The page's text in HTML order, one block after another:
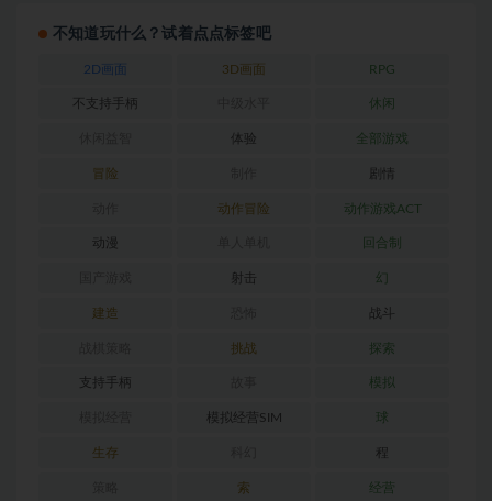
不知道玩什么？试着点点标签吧
2D画面 3D画面 RPG
不支持手柄 休闲
体验 全部游戏
冒险 剧情
动作冒险 动作游戏ACT
动漫 回合制
射击 幻
建造 战斗
挑战 探索
支持手柄 模拟
模拟经营SIM 球
生存 程
索 经营